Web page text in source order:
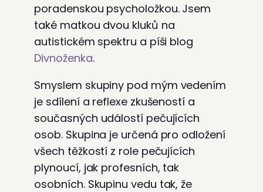
poradenskou psycholožkou. Jsem
také matkou dvou kluků na
autistickém spektru a píši blog
Divnoženka.
Smyslem skupiny pod mým vedením
je sdílení a reflexe zkušeností a
současných událostí pečujících
osob. Skupina je určená pro odložení
všech těžkostí z role pečujících
plynoucí, jak profesních, tak
osobních. Skupinu vedu tak, že